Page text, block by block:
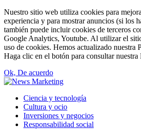
Nuestro sitio web utiliza cookies para
experiencia y para mostrar anuncios (si los
también puede incluir cookies de terceros
Google Analytics, Youtube. Al utilizar el
uso de cookies. Hemos actualizado nuestra
Haga clic en el botón para consultar
Ok, De acuerdo
Ciencia y tecnología
Cultura y ocio
Inversiones y negocios
Responsabilidad social